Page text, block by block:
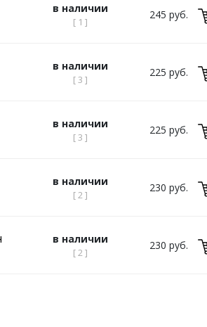
в наличии
[ 1 ]
245 руб.
в наличии
[ 3 ]
225 руб.
в наличии
[ 3 ]
225 руб.
в наличии
[ 2 ]
230 руб.
в наличии
[ 2 ]
230 руб.